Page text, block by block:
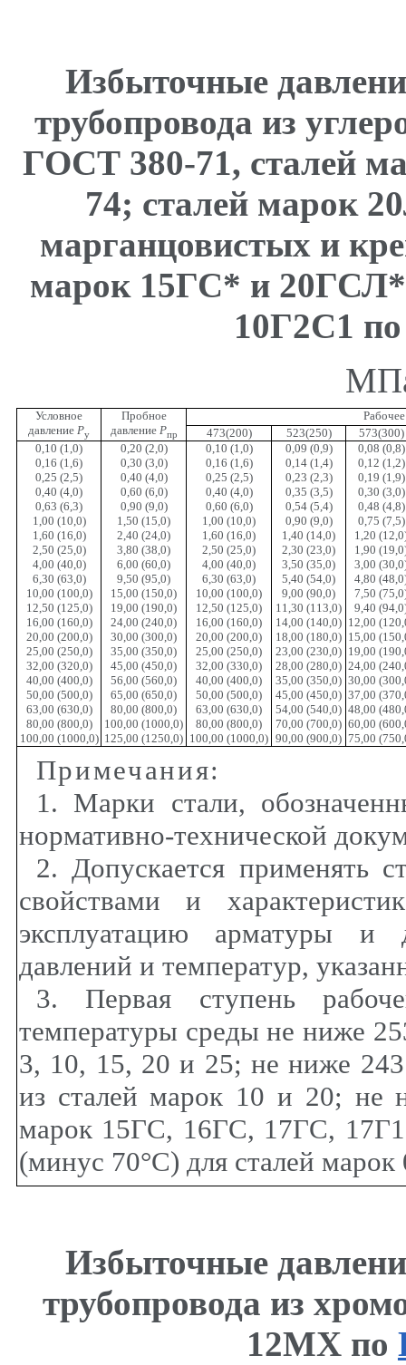
Избыточные
трубопровода из
ГОСТ 380-71, сталей
74; сталей марок
марганцовистых и
марок 15ГС* и
10Г2С1
Условное
давление Ру
Пробное
давление Рпр
473(200)
523(250)
573(300)
0,10 (1,0)
0,20 (2,0) 0,10 (1,0) 0,09 (0,9)
0,08 (0,8)
0,16 (1,6)
0,30 (3,0) 0,16 (1,6) 0,14 (1,4)
0,12 (1,2)
0,25 (2,5)
0,40 (4,0) 0,25 (2,5) 0,23 (2,3)
0,19 (1,9)
0,40 (4,0)
0,60 (6,0) 0,40 (4,0) 0,35 (3,5)
0,30 (3,0)
0,63 (6,3)
0,90 (9,0) 0,60 (6,0) 0,54 (5,4)
0,48 (4,8)
1,00 (10,0)
1,50 (15,0) 1,00 (10,0) 0,90 (9,0)
0,75 (7,5)
1,60 (16,0)
2,40 (24,0) 1,60 (16,0) 1,40 (14,0)
1,20
2,50 (25,0)
3,80 (38,0) 2,50 (25,0) 2,30 (23,0)
1,90
4,00 (40,0)
6,00 (60,0) 4,00 (40,0) 3,50 (35,0)
3,00
6,30 (63,0)
9,50 (95,0) 6,30 (63,0) 5,40 (54,0)
4,80
10,00 (100,0)
15,00 (150,0) 10,00 (100,0) 9,00 (90,0)
7,50
12,50 (125,0)
19,00 (190,0) 12,50 (125,0) 11,30 (113,0)
9,40
16,00 (160,0)
24,00 (240,0) 16,00 (160,0) 14,00 (140,0) 12,00
20,00 (200,0)
30,00 (300,0) 20,00 (200,0) 18,00 (180,0) 15,00
25,00 (250,0)
35,00 (350,0) 25,00 (250,0) 23,00 (230,0) 19,00
32,00 (320,0)
45,00 (450,0) 32,00 (330,0) 28,00 (280,0) 24,00
40,00 (400,0)
56,00 (560,0) 40,00 (400,0) 35,00 (350,0) 30,00
50,00 (500,0)
65,00 (650,0) 50,00 (500,0) 45,00 (450,0) 37,00
63,00 (630,0)
80,00 (800,0) 63,00 (630,0) 54,00 (540,0) 48,00
80,00 (800,0)
100,00 (1000,0) 80,00 (800,0) 70,00 (700,0) 60,00
100,00 (1000,0) 125,00 (1250,0) 100,00 (1000,0) 90,00 (900,0) 75,00
Примечания:
1. Марки стали,
нормативно-технической
2. Допускается применять
свойствами и
эксплуатацию арматуры и
давлений и температур,
3. Первая ступень
температуры среды не ниже
3, 10, 15, 20 и 25; не ниже
из сталей марок 10 и 20; не
марок 15ГС, 16ГС, 17ГС,
(минус 70°С) для сталей
Избыточные
трубопровода из
12МХ по